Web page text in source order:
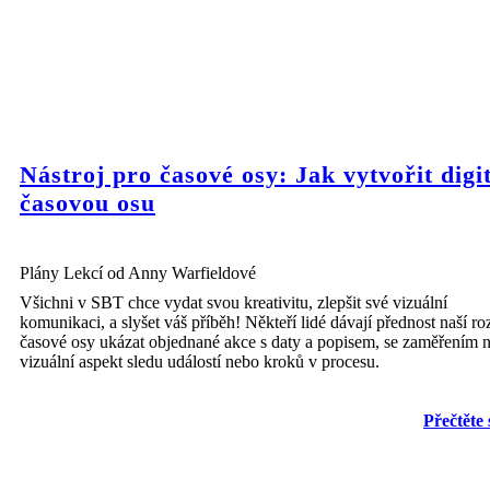
Nástroj pro časové osy: Jak vytvořit
časovou osu
Plány Lekcí od Anny Warfieldové
Všichni v SBT chce vydat svou kreativitu, zlepšit své vizuální
komunikaci, a slyšet váš příběh! Někteří lidé dávají přednost naší
časové osy ukázat objednané akce s daty a popisem, se zaměřením
vizuální aspekt sledu událostí nebo kroků v procesu.
Přečtěte